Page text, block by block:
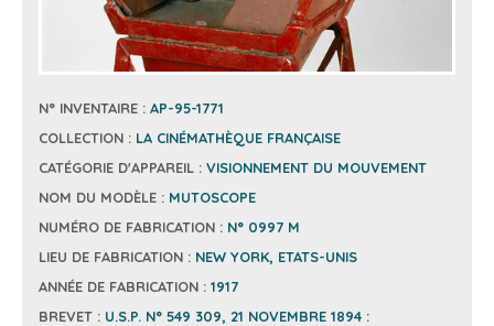
N° INVENTAIRE : AP-95-1771
COLLECTION : LA CINÉMATHÈQUE FRANÇAISE
CATÉGORIE D'APPAREIL : VISIONNEMENT DU MOUVEMENT
NOM DU MODÈLE : MUTOSCOPE
NUMÉRO DE FABRICATION : N° 0997 M
LIEU DE FABRICATION : NEW YORK, ETATS-UNIS
ANNÉE DE FABRICATION : 1917
BREVET : U.S.P. N° 549 309, 21 NOVEMBRE 1894 :